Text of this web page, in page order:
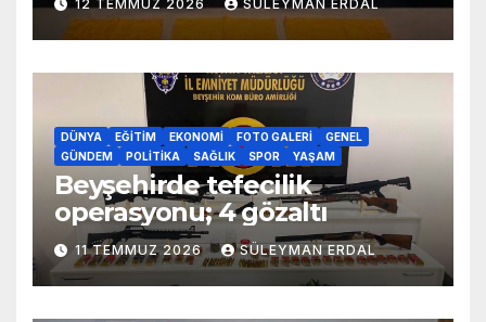
12 TEMMUZ 2026 SÜLEYMAN ERDAL
DÜNYA EĞITIM EKONOMI FOTO GALERI
GENEL
GÜNDEM
POLITIKA SAĞLIK SPOR YAŞAM
Beyşehirde tefecilik
operasyonu; 4 gözaltı
11 TEMMUZ 2026 SÜLEYMAN ERDAL